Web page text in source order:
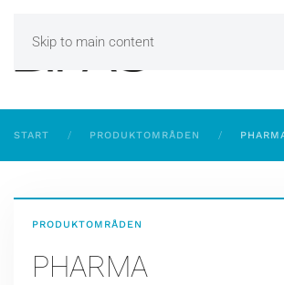
Skip to main content
START PRODUKTOMRÅDEN
PRODUKTOMRÅDEN
PHARMA